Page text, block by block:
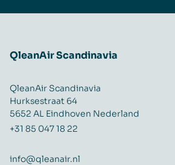
QleanAir Scandinavia
QleanAir Scandinavia
Hurksestraat 64
5652 AL Eindhoven Nederland
+31 85 047 18 22
info@qleanair.nl